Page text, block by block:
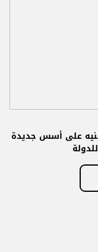
على أسس جديدة